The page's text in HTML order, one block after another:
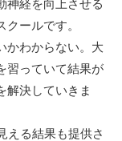
神経を向上させる
ールです。
かわからない。大
習っていて結果が
解決していきま
える結果も提供さ